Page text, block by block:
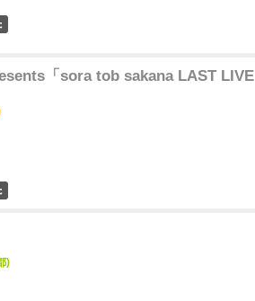
「sora tob sakana LAST LIVE
)